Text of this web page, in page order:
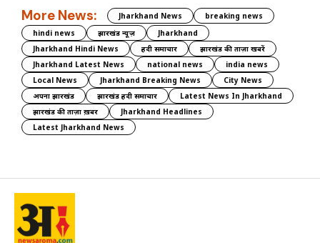
More News: Jharkhand News
breaking news
hindi news
झारखंड न्यूज़
Jharkhand
Jharkhand Hindi News
हिंदी समाचार
झारखंड की ताज़ा खबरें
Jharkhand Latest News
national news
india news
Local News
Jharkhand Breaking News
City News
अपना झारखंड
झारखंड हिंदी समाचार
Latest News In Jharkhand
झारखंड की ताज़ा ख़बर
Jharkhand Headlines
Latest Jharkhand News